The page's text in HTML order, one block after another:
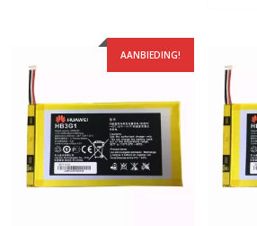
AANBIEDING!